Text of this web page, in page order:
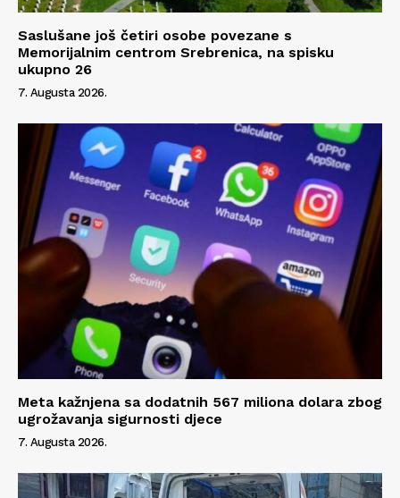
Saslušane još četiri osobe povezane s
Memorijalnim centrom Srebrenica, na spisku
ukupno 26
7. Augusta 2026.
Meta kažnjena sa dodatnih 567 miliona dolara zbog
ugrožavanja sigurnosti djece
7. Augusta 2026.